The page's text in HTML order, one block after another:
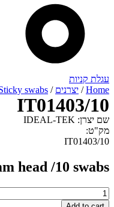
/
TEK/Sticky swabs
3mm head /